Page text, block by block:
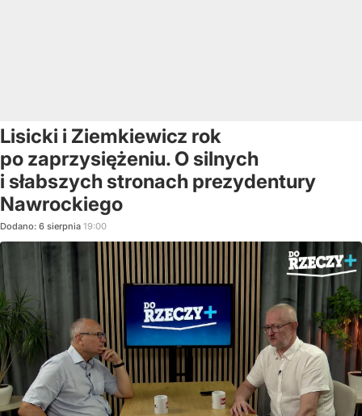
Lisicki i Ziemkiewicz rok
po zaprzysiężeniu. O silnych
i słabszych stronach prezydentury
Nawrockiego
Dodano: 6 sierpnia 19:00